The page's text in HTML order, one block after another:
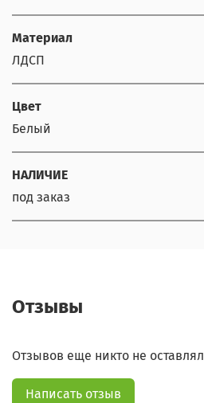
Материал
ЛДСП
Цвет
Белый
НАЛИЧИЕ
под заказ
Отзывы
Отзывов еще никто не оставлял
Написать отзыв